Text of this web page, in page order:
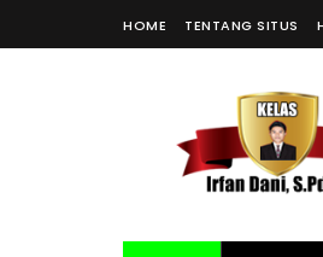
HOME TENTANG SITUS